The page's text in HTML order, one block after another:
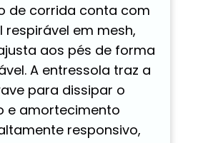
de corrida conta com
respirável em mesh,
aos pés de forma
A entressola traz a
para dissipar o
e amortecimento
responsivo,